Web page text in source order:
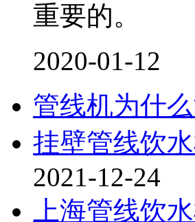
重要的。
2020-01-12
管线机为什
挂壁管线饮
2021-12-24
上海管线饮